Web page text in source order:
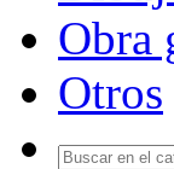
Obra
Otros